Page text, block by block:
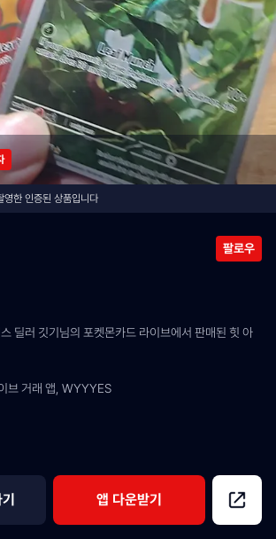
한 인증된 상품입니다
팔로우
딜러 깃기님의 포켓몬카드 라이브에서 판매된 힛 아
브 거래 앱, WYYYES
앱 다운받기